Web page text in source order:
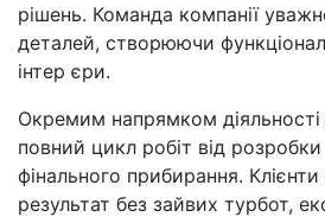
рішень. Команда компанії
деталей, створюючи
інтер єри.
Окремим напрямком
повний цикл робіт від
фінального прибирання.
результат без зайвих турбот,